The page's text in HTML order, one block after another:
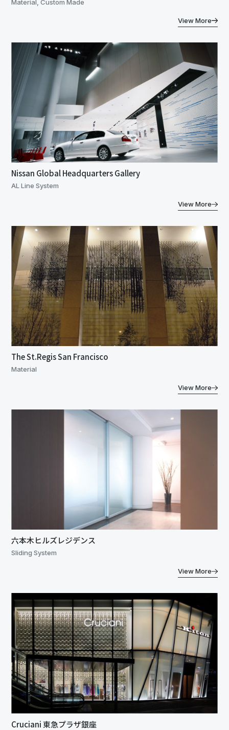
Material, Custom Made
View More
Nissan Global Headquarters Gallery
AL Line System
View More
The St.Regis San Francisco
Material
View More
六本木ヒルズレジデンス
Sliding System
View More
Cruciani 東急プラザ銀座